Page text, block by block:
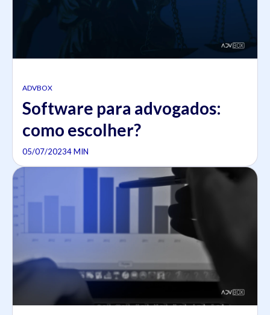
ADVBOX
Software para advogados:
como escolher?
05/07/20234 MIN